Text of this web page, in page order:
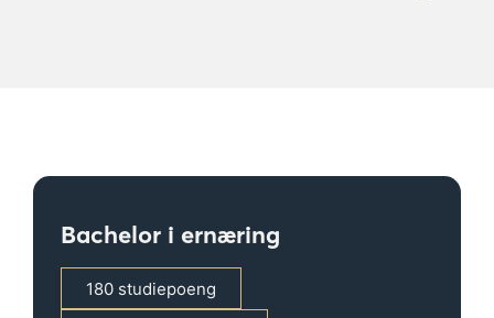
Bachelor i ernæring
180 studiepoeng